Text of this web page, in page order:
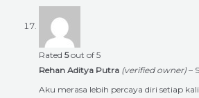
Rated 5out of 5
Rehan Aditya Putra (verified owner) –
Aku merasa lebih percaya diri setiap